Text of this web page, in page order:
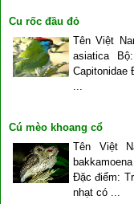
Cu rốc đầu đỏ
Tên Việt
asiatica
Capitonidae
Cú mèo khoang cổ
Tên Việt
Đặc điểm:
nhạt có ...